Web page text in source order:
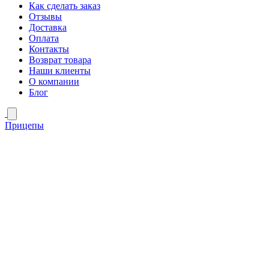
Как сделать заказ
Отзывы
Доставка
Оплата
Контакты
Возврат товара
Наши клиенты
О компании
Блог
Прицепы